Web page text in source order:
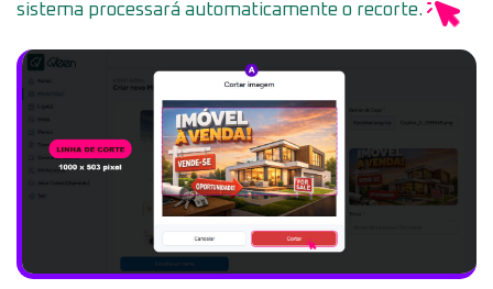
sistema processará automaticamente o recorte.